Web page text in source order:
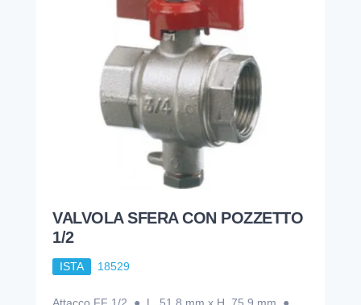
VALVOLA SFERA CON POZZETTO
1/2
ISTA 18529
Attacco FF 1/2 ● L. 51,8 mm x H. 75,9 mm ●